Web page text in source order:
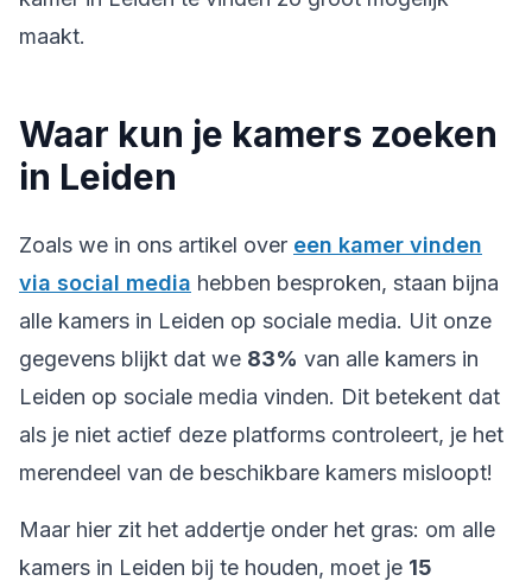
maakt.
Waar kun je kamers zoeken
in Leiden
Zoals we in ons artikel over een kamer vinden
via social media hebben besproken, staan bijna
alle kamers in Leiden op sociale media. Uit onze
gegevens blijkt dat we 83% van alle kamers in
Leiden op sociale media vinden. Dit betekent dat
als je niet actief deze platforms controleert, je het
merendeel van de beschikbare kamers misloopt!
Maar hier zit het addertje onder het gras: om alle
kamers in Leiden bij te houden, moet je 15